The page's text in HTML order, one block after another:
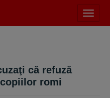
meniu
că refuză
romi